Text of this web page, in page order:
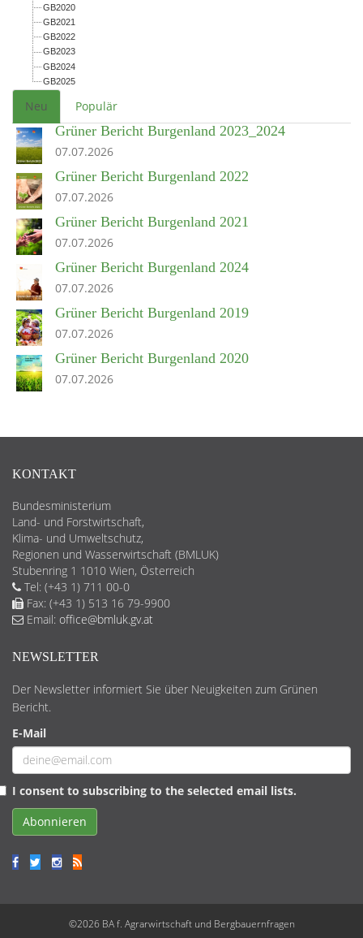
GB2020
GB2021
GB2022
GB2023
GB2024
GB2025
Neu Populär
Grüner Bericht Burgenland 2023_2024
07.07.2026
Grüner Bericht Burgenland 2022
07.07.2026
Grüner Bericht Burgenland 2021
07.07.2026
Grüner Bericht Burgenland 2024
07.07.2026
Grüner Bericht Burgenland 2019
07.07.2026
Grüner Bericht Burgenland 2020
07.07.2026
KONTAKT
Bundesministerium
Land- und Forstwirtschaft,
Klima- und Umweltschutz,
Regionen und Wasserwirtschaft (BMLUK)
Stubenring 1 1010 Wien, Österreich
Tel: (+43 1) 711 00-0
Fax: (+43 1) 513 16 79-9900
Email: office@bmluk.gv.at
NEWSLETTER
Der Newsletter informiert Sie über Neuigkeiten zum Grünen
Bericht.
E-Mail
I consent to subscribing to the selected email lists.
Abonnieren
©2026 BA f. Agrarwirtschaft und Bergbauernfragen